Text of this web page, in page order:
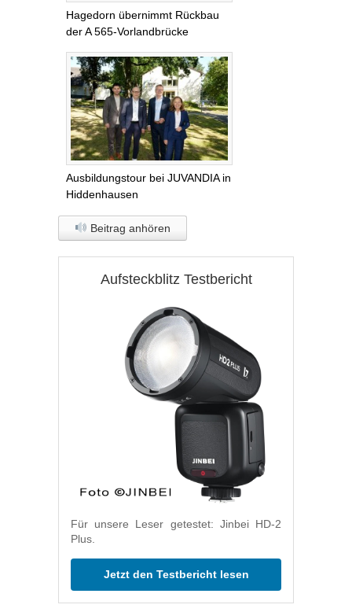
Hagedorn übernimmt Rückbau
der A 565-Vorlandbrücke
Ausbildungstour bei JUVANDIA in
Hiddenhausen
Beitrag anhören
Aufsteckblitz Testbericht
Für unsere Leser getestet: Jinbei HD-2
Plus.
Jetzt den Testbericht lesen